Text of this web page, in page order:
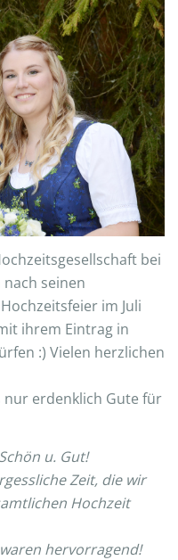
bei
seinen
im Juli
ihrem Eintrag in
:) Vielen herzlichen
nur erdenklich Gute für
u. Gut!
Zeit, die wir
Hochzeit
hervorragend!